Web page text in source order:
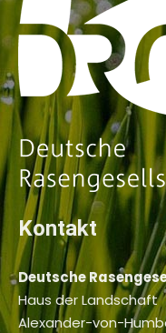
Kontakt
Deutsche
Haus der Landschaft
Alexander-von-